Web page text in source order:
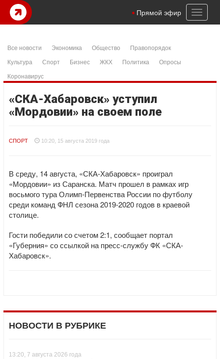
Toggle
Прямой эфир
Все новости Экономика Общество
Правопорядок
Культура
Спорт Бизнес ЖКХ Политика
Опросы
Коронавирус
«СКА-Хабаровск» уступил
«Мордовии» на своем поле
СПОРТ 10:20, 15 августа 2019 года
В среду, 14 августа, «СКА-Хабаровск» проиграл
«Мордовии» из Саранска. Матч прошел в рамках игр
восьмого тура Олимп-Первенства России по футболу
среди команд ФНЛ сезона 2019-2020 годов в краевой
столице.
Гости победили со счетом 2:1, сообщает портал
«Губерния» со ссылкой на пресс-службу ФК «СКА-
Хабаровск».
НОВОСТИ В РУБРИКЕ
13:20, 7 августа 2026 года